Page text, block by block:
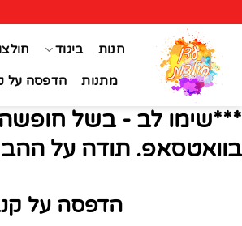
content
חנות ביגוד
מתנות הדפסה על
***שימו לב - בשל חופשה
בוואטסאפ. תודה על
הדפסה על